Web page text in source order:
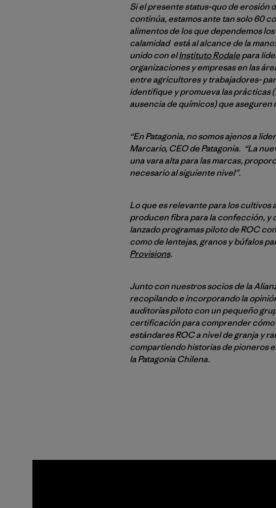
Si el presente status-quo de erosión
continúa, estamos ante tan solo 60
alimentos de los que dependemos
calamidad está al alcance de la
unido con elInstituto Rodalepara
organizaciones y empresas en las
entre agricultores y trabajadores-
identifique y promueva las prácticas
ausencia de químicos) que
“En Patagonia, no somos ajenos a
Marcario, CEO de Patagonia. “La
una vara alta para las marcas,
necesario al siguiente nivel”.
Lo que es relevante para los
producen fibra para la confección, y
lanzado programas piloto de ROC
como de lentejas, granos y búfalos
Provisions.
Junto con nuestros socios de la
recopilando e incorporando la
auditorías piloto con un pequeño
certificación para comprender
estándares ROC a nivel de granja y
compartiendo historias de pioneros
la Patagonia Chilena.